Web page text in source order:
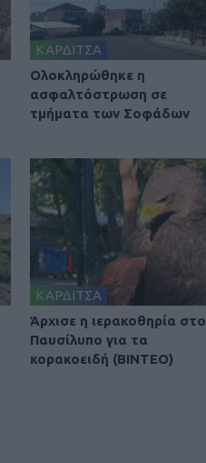
ΚΑΡΔΙΤΣΑ
Ολοκληρώθηκε η
ασφαλτόστρωση σε
τμήματα των Σοφάδων
ΚΑΡΔΙΤΣΑ
Άρχισε η ιερακοθηρία στο
Παυσίλυπο για τα
κορακοειδή (ΒΙΝΤΕΟ)